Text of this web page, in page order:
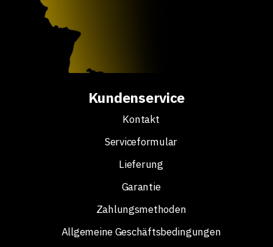
Kundenservice
Kontakt
Serviceformular
Lieferung
Garantie
Zahlungsmethoden
Allgemeine Geschäftsbedingungen